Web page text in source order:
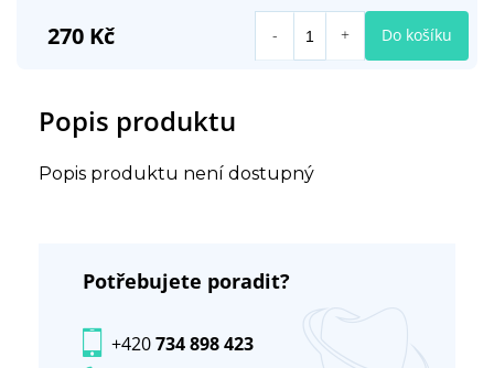
Popis produktu
Popis produktu není dostupný
Potřebujete poradit?
+420734 898 423
270 Kč Do košíku